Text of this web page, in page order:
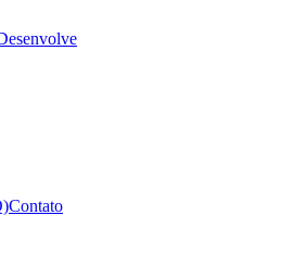
Contato